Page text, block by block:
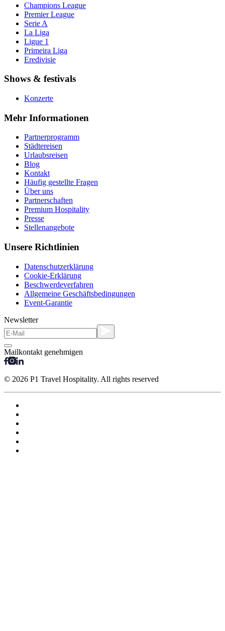
Champions League
Premier League
Serie A
La Liga
Ligue 1
Primeira Liga
Eredivisie
Shows & festivals
Konzerte
Mehr Informationen
Partnerprogramm
Städtereisen
Urlaubsreisen
Blog
Kontakt
Häufig gestellte Fragen
Über uns
Partnerschaften
Premium Hospitality
Presse
Stellenangebote
Unsere Richtlinien
Datenschutzerklärung
Cookie-Erklärung
Beschwerdeverfahren
Allgemeine Geschäftsbedingungen
Event-Garantie
Newsletter
Mailkontakt genehmigen
© 2026 P1 Travel Hospitality. All rights reserved